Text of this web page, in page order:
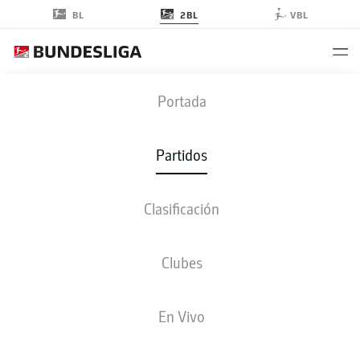
BL 2BL VBL
Portada
Partidos
Clasificación
Clubes
En Vivo
FCK - SGF
0 2
ALINEACIONES ESTADÍSTICAS